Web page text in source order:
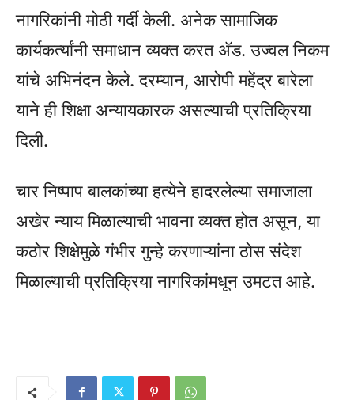
नागरिकांनी मोठी गर्दी केली. अनेक सामाजिक
कार्यकर्त्यांनी समाधान व्यक्त करत अ‍ॅड. उज्वल निकम
यांचे अभिनंदन केले. दरम्यान, आरोपी महेंद्र बारेला
याने ही शिक्षा अन्यायकारक असल्याची प्रतिक्रिया
दिली.
चार निष्पाप बालकांच्या हत्येने हादरलेल्या समाजाला
अखेर न्याय मिळाल्याची भावना व्यक्त होत असून, या
कठोर शिक्षेमुळे गंभीर गुन्हे करणाऱ्यांना ठोस संदेश
मिळाल्याची प्रतिक्रिया नागरिकांमधून उमटत आहे.